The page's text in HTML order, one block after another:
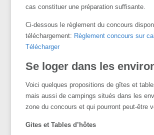
cas constituer une préparation suffisante.
Ci-dessous le règlement du concours
téléchargement: Règlement concours sur
Télécharger
Se loger dans les
Voici quelques propositions de gîtes et
mais aussi de campings situés dans les
zone du concours et qui pourront peut-être
Gites et Tables d’hôtes